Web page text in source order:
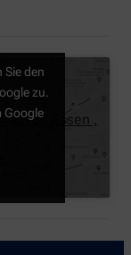
Essen ,
Sie den
zu.
Google